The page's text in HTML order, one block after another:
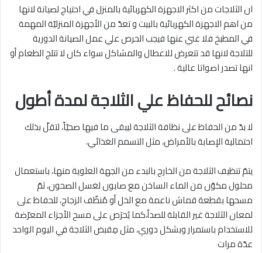
ان الثلاجات من اكثر الاجهزة الكهربائية بالمنزل في احتياج لصيانة لانها
من اهم الاجهزة الكهربائية بالبيت و تعدّ من الأجهزة المنزليّة المهمة
في المطبخ فلا غني عنها فيجب الحرص علي عمل الصيانة الدورية
للتلاجة لانها قد تتعرض للاعطال والمشاكل سواء كان لا تتلج الطعام أو
انها تصدر اصواتا عالية .
نصائح للحفاظ علي الثلاجة لمدة أطول
لا بدّ من الحفاظ على نظافة الثلاجة ليبقى ما فيها صحيّاً، لتقلّ بذلك
احتمالية الإصابة بالأمراض، مثل التسمم الغذائي،
يتمّ تنظيف الثلاجة من الخارج بالبدء من الجهة العلوية منها، باستعمال
محلول مكوّن من الماء الساخن مع صابون لغسل الصحون، ثمّ
مسحها بقطعة قماش ناعمة مع الخل أو مُنظّف الزجاج، للحفاظ على
لمعان الثلاجة غير القابلة للصدأ،كما يُحرَص على مسح الأجزاء المعرّضة
للاستخدام باستمرار وبشكل دوري، مثل مِقبض الثلاجة في اليوم الواحد
عدّة مرات